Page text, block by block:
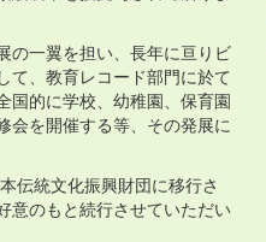
の一翼を担い、長年に亘りビ
て、教育レコード部門に於て
国的に学校、幼稚園、保育園
会を開催する等、その発展に
伝統文化振興財団に移行さ
意のもと続行させていただい